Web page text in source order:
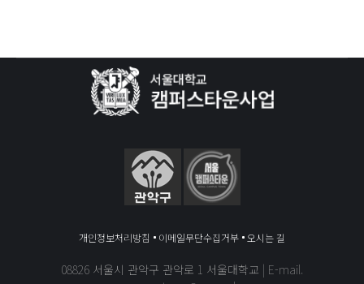
개인정보처리방침 이메일무단수집거부 오시는 길
08826 서울시 관악구 관악로 1 서울대학교 | E-mail.